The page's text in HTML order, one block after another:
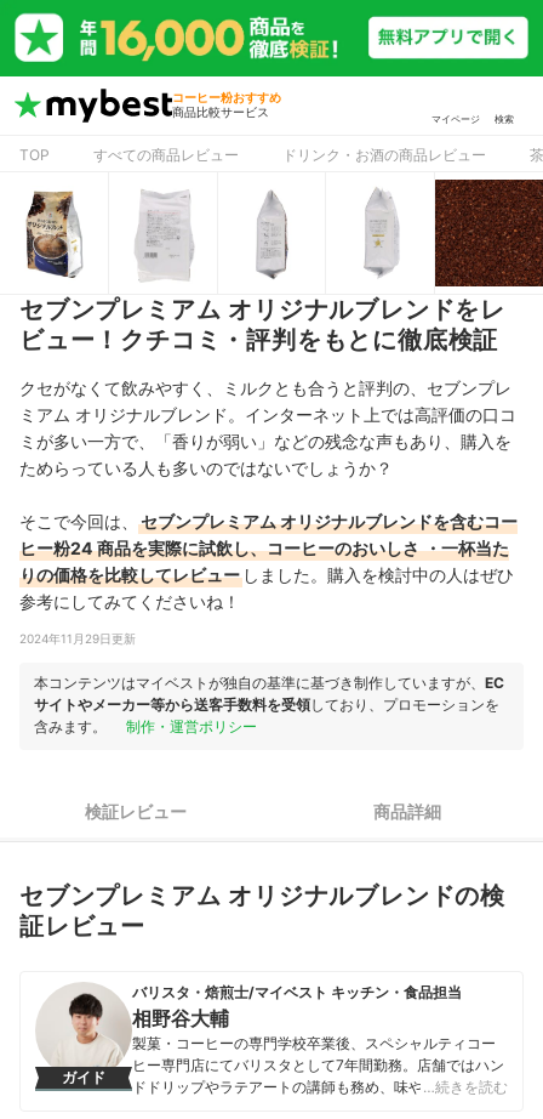
コーヒー粉おすすめ
商品比較サービス
マイページ 検索
TOP すべての商品レビュー ドリンク・お酒の商品レビュー
セブンプレミアム オリジナルブレンドをレ
ビュー！クチコミ・評判をもとに徹底検証
クセがなくて飲みやすく、ミルクとも合うと評判の、セブンプレ
ミアム オリジナルブレンド。インターネット上では高評価の口コ
ミが多い一方で、「香りが弱い」などの残念な声もあり、購入を
ためらっている人も多いのではないでしょうか？
そこで今回は、
セブンプレミアム オリジナルブレンドを含むコー
ヒー粉24 商品を実際に試飲し、コーヒーのおいしさ ・一杯当た
りの価格を比較してレビュー しました。購入を検討中の人はぜひ
参考にしてみてくださいね！
2024年11月29日更新
本コンテンツはマイベストが独自の基準に基づき制作していますが、 EC
サイトやメーカー等から送客手数料を受領しており、プロモーションを
含みます。
制作・運営ポリシー
検証レビュー 商品詳細
セブンプレミアム オリジナルブレンドの検
証レビュー
ガイド
バリスタ・焙煎士/マイベスト キッチン・食品担当
相野谷大輔
製菓・コーヒーの専門学校卒業後、スペシャルティコー
ヒー専門店にてバリスタとして7年間勤務。店舗ではハン
ドドリップやラテアートの講師も務め、味や香りへの繊
…続きを読む